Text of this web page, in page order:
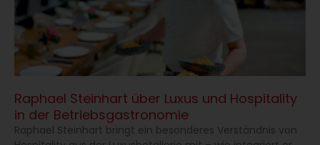
Raphael Steinhart über Luxus und Hospitality
in der Betriebsgastronomie
Raphael Steinhart bringt ein besonderes Verständnis von